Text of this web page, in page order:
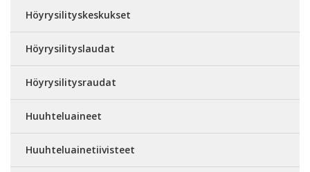
Höyrysilityskeskukset
Höyrysilityslaudat
Höyrysilitysraudat
Huuhteluaineet
Huuhteluainetiivisteet